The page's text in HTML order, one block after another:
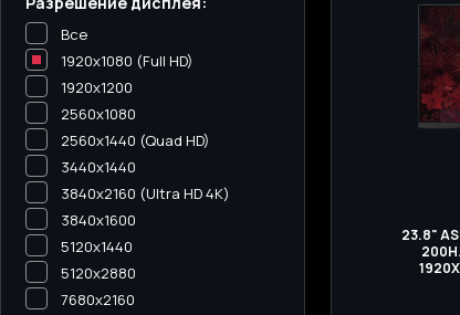
Все
1920x1080 (Full HD)
1920x1200
2560x1080
2560x1440 (Quad HD)
3440х1440
3840x2160 (Ultra HD 4K)
3840x1600
5120x1440
5120х2880
7680x2160
23.8"